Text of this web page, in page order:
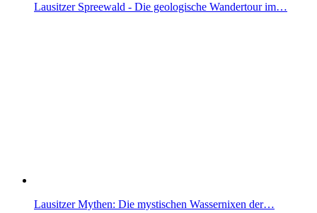
Lausitzer Spreewald - Die geologische Wandertour im…
Lausitzer Mythen: Die mystischen Wassernixen der…